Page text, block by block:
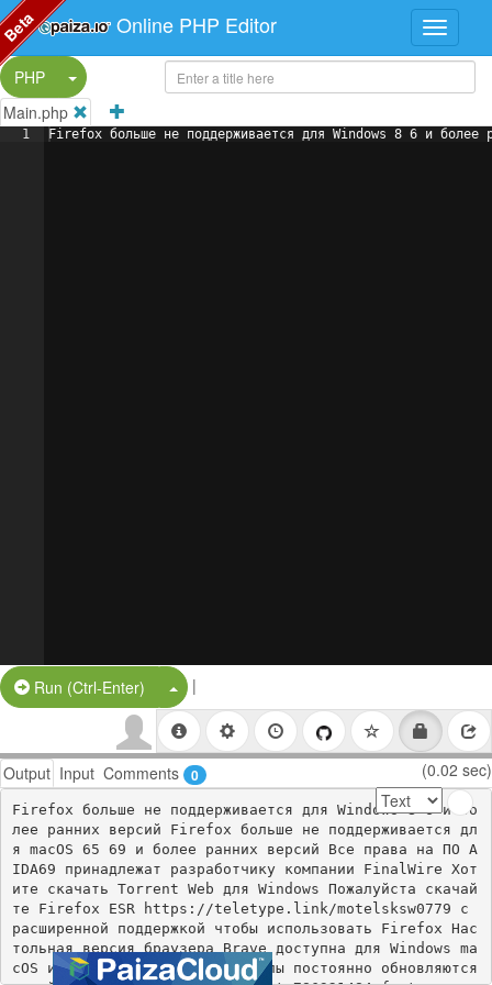
Online PHP Editor
PHP
Split Button!
Main.php
1 Firefox больше не поддерживается для Windows 8 6 и более
Run (Ctrl-Enter) Split Button!
|
Output Input Comments 0 (0.02 sec)
Firefox больше не поддерживается для Windows 8 6 и бо
лее ранних версий Firefox больше не поддерживается дл
я macOS 65 69 и более ранних версий Все права на ПО A
IDA69 принадлежат разработчику компании FinalWire Хот
ите скачать Torrent Web для Windows Пожалуйста скачай
те Firefox ESR https://teletype.link/motelsksw0779 с
расширенной поддержкой чтобы использовать Firefox Нас
тольная версия браузера Brave доступна для Windows ma
cOS и Linux Инсайдерские каналы постоянно обновляются